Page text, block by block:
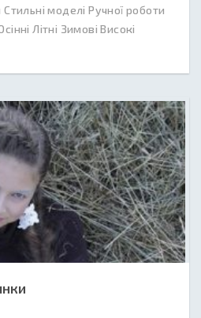
моделі Ручної роботи
Літні Зимові Високі